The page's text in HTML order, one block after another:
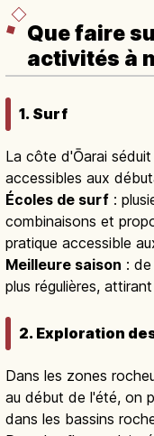
Que faire
activités à
1. Surf
La côte d'Ōarai
accessibles aux
Écoles de surf :
combinaisons et
pratique accessible
Meilleure saison :
plus régulières,
2. Exploration
Dans les zones
au début de l'été, on
dans les bassins